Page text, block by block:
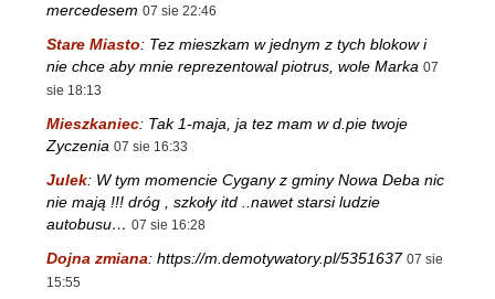
mercedesem 07 sie 22:46
Stare Miasto: Tez mieszkam w jednym z tych blokow i
nie chce aby mnie reprezentowal piotrus, wole Marka 07
sie 18:13
Mieszkaniec: Tak 1-maja, ja tez mam w d.pie twoje
Zyczenia 07 sie 16:33
Julek: W tym momencie Cygany z gminy Nowa Deba nic
nie mają !!! dróg , szkoły itd ..nawet starsi ludzie
autobusu… 07 sie 16:28
Dojna zmiana: https://m.demotywatory.pl/5351637 07 sie
15:55